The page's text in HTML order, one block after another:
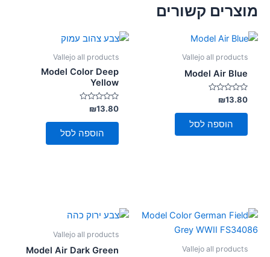
מוצרים קשורים
Vallejo all products
Model Air Blue
דורג
0
מתוך
₪13.80
הוספה לסל
Vallejo all products
Model Color Deep
Yellow
דורג
0
מתוך
₪13.80
הוספה לסל
Vallejo all products
Vallejo all products
Model Air Dark Green